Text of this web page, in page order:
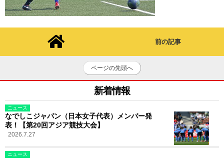
前の記事
ページの先頭へ
新着情報
ニュース
なでしこジャパン（日本女子代表）メンバー発
表！【第20回アジア競技大会】
2026.7.27
ニュース